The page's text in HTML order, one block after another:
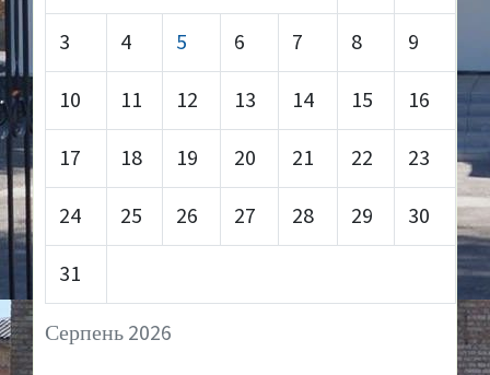
Серпень 2026
3 4 5 6 7 8 9
10 11 12 13 14 15 16
17 18 19 20 21 22 23
24 25 26 27 28 29 30
31